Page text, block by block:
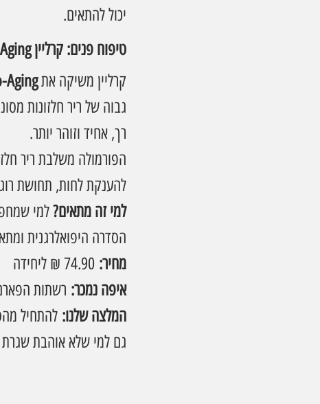
יכול להתאים.
טיפוח פנים: קרליין Snail Pro-Aging
קרליין משיקה את Aging
גבוה של ריר חלזונות
רך, אחיד וזוהר יותר.
להענקת לחות, תחושת
למי זה מתאים? למי
הסדרה היפואלרגנית
מחיר:
איפה נמכר: רשתות
המלצה שלנו: להתחיל
גם למי שלא אוהבת